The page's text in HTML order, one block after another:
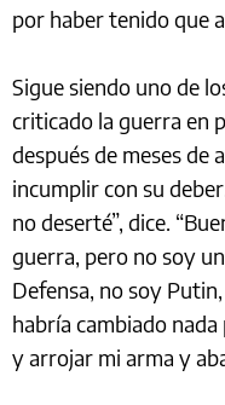
por haber tenido que
Sigue siendo uno de
criticado la guerra en
después de meses de
incumplir con su
no deserté”, dice.
guerra, pero no soy
Defensa, no soy
habría cambiado
y arrojar mi arma y